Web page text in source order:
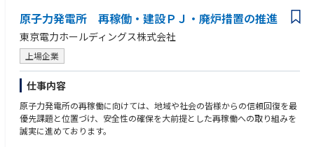
・東京電力グループの土木部門では、発電所設備建設や地中送電土木工事
等、スケールの大きな仕事にチャレンジできる環境があり、また高度な技
術を必要とするやりがいのあるプロジェクトが多く存在しており、中核と
なる技術者として関与が可能です。
・調査、設計、工事監理のみならず、計画業務、保守運用まで、特定のフ
ェーズにとどまらず一連のライフサイクルに携わる事ができるため、幅広
い視点、俯瞰した視野から土木構造物を考えられるプロフェッショナルに
なれます。
・優秀な土木技術者が多数存在している技術者集団の中で共に切磋琢磨し
ながら、技術者として成長できる環境です。
原子力発電所 再稼働・建設ＰＪ・廃炉措置の推進
東京電力ホールディングス株式会社
上場企業
仕事内容
原子力発電所の再稼働に向けては、地域や社会の皆様からの信頼回復を最
優先課題と位置づけ、安全性の確保を大前提とした再稼働への取り組みを
誠実に進めております。